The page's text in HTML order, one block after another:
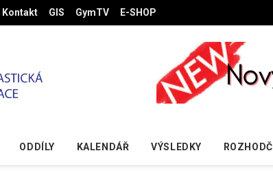
Kontakt GIS GymTV E-SHOP
ODDÍLY KALENDÁŘ VÝSLEDKY ROZHODČÍ